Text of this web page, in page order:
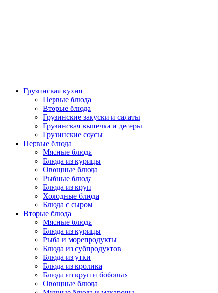
Грузинская кухня
Первые блюда
Вторые блюда
Грузинские закуски и салаты
Грузинская выпечка и десеры
Грузинские соусы
Первые блюда
Мясные блюда
Блюда из курицы
Овощные блюда
Рыбные блюда
Блюда из круп
Холодные блюда
Блюда с сыром
Вторые блюда
Мясные блюда
Блюда из курицы
Рыба и морепродукты
Блюда из субпродуктов
Блюда из утки
Блюда из кролика
Блюда из круп и бобовых
Овощные блюда